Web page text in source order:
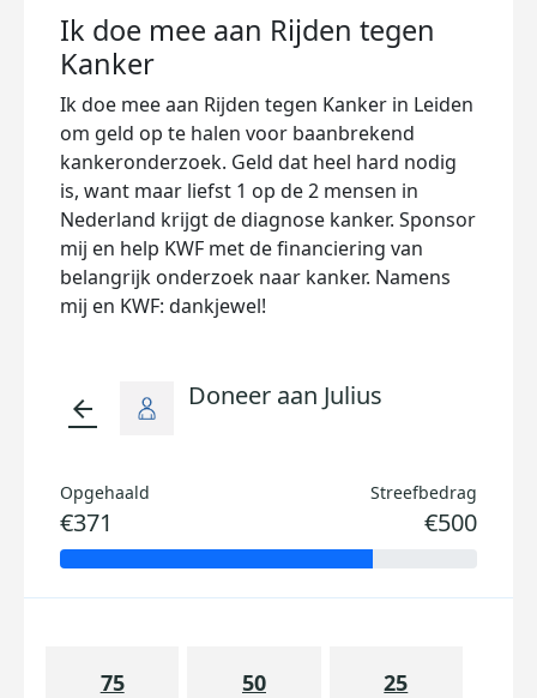
Ik doe mee aan Rijden tegen
Kanker
Ik doe mee aan Rijden tegen Kanker in Leiden
om geld op te halen voor baanbrekend
kankeronderzoek. Geld dat heel hard nodig
is, want maar liefst 1 op de 2 mensen in
Nederland krijgt de diagnose kanker. Sponsor
mij en help KWF met de financiering van
belangrijk onderzoek naar kanker. Namens
mij en KWF: dankjewel!
arrow_back Doneer aan Julius
Opgehaald
€371
Streefbedrag
€500
75 50 25